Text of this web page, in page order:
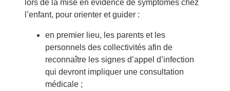
lors de la mise en évidence de symptômes chez
l’enfant, pour orienter et guider :
en premier lieu, les parents et les
personnels des collectivités afin de
reconnaître les signes d’appel d’infection
qui devront impliquer une consultation
médicale ;